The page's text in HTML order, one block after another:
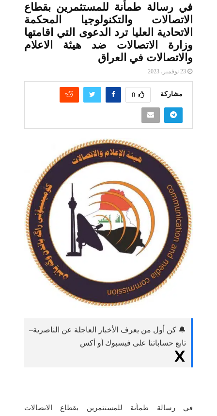
في رسالة طمأنة للمستثمرين بقطاع
الاتصالات والتكنولوجيا المحكمة
الاتحادية العليا ترد الدعوى التي اقامتها
وزارة الاتصالات ضد هيئة الاعلام
والاتصالات في العراق
23 نوفمبر، 2023
مشاركة 0
🔔 كن أول من يعرف الأخبار العاجلة عن الناصرية–
تابع حساباتنا على فيسبوك أو أكس
في رسالة طمأنة للمستثمرين بقطاع الاتصالات